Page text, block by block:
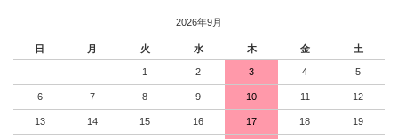
2026年9月
日 月 火 水 木 金 土
1 2 3 4 5
6 7 8 9 10 11 12
13 14 15 16 17 18 19